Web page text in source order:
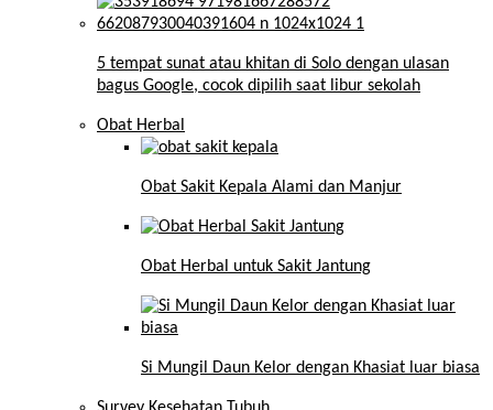
5 tempat sunat atau khitan di Solo dengan ulasan
bagus Google, cocok dipilih saat libur sekolah
Obat Herbal
Obat Sakit Kepala Alami dan Manjur
Obat Herbal untuk Sakit Jantung
Si Mungil Daun Kelor dengan Khasiat luar biasa